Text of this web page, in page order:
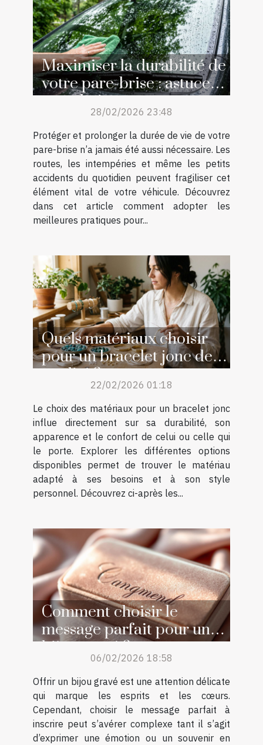
Maximiser la durabilité de
votre pare-brise : astuces
et techniques
28/02/2026 23:48
Protéger et prolonger la durée de vie de votre
pare-brise n’a jamais été aussi nécessaire. Les
routes, les intempéries et même les petits
accidents du quotidien peuvent fragiliser cet
élément vital de votre véhicule. Découvrez
dans cet article comment adopter les
meilleures pratiques pour...
Quels matériaux choisir
pour un bracelet jonc de
qualité ?
22/02/2026 01:18
Le choix des matériaux pour un bracelet jonc
influe directement sur sa durabilité, son
apparence et le confort de celui ou celle qui
le porte. Explorer les différentes options
disponibles permet de trouver le matériau
adapté à ses besoins et à son style
personnel. Découvrez ci-après les...
Comment choisir le
message parfait pour un
bijou gravé ?
06/02/2026 18:58
Offrir un bijou gravé est une attention délicate
qui marque les esprits et les cœurs.
Cependant, choisir le message parfait à
inscrire peut s’avérer complexe tant il s’agit
d’exprimer une émotion ou un souvenir en